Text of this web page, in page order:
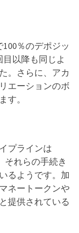
％のデポジッ
目以降も同じよ
。さらに、アカ
エーションのボ
す。
プラインは
それらの手続き
るようです。加
ネートークンや
提供されている